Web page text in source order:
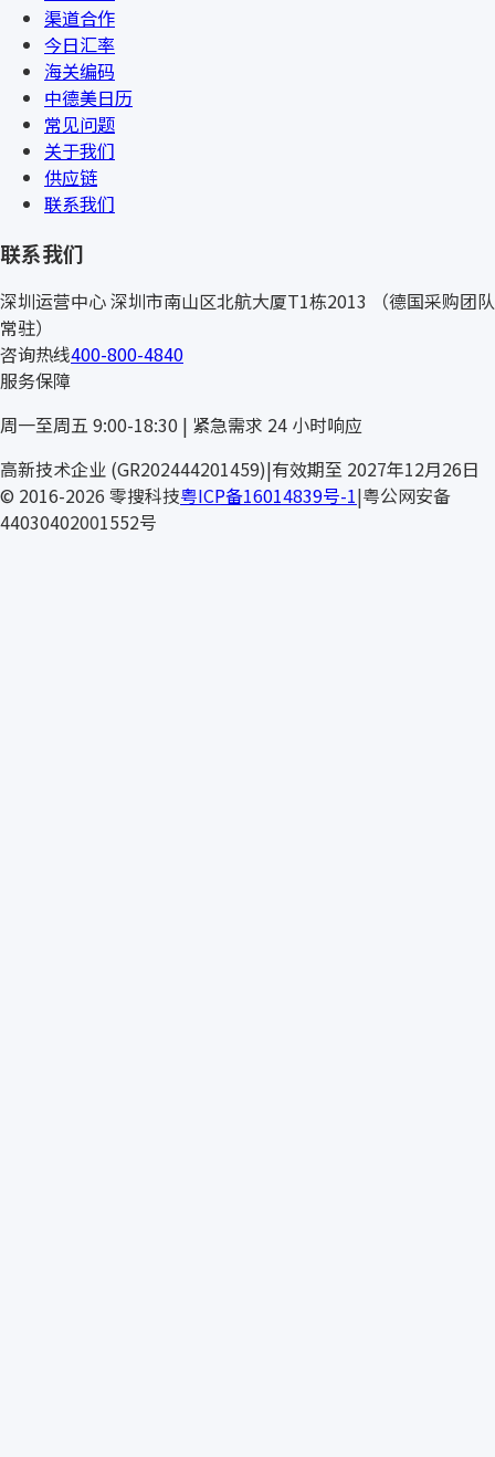
渠道合作
今日汇率
海关编码
中德美日历
常见问题
关于我们
供应链
联系我们
联系我们
深圳运营中心深圳市南山区北航大厦T1栋2013
（德国采购团队
常驻）
咨询热线400-800-4840
服务保障
周一至周五 9:00-18:30 | 紧急需求 24 小时响应
高新技术企业 (GR202444201459)|有效期至 2027年12月26日
© 2016-2026 零搜科技粤ICP备16014839号-1|粤公网安备
44030402001552号